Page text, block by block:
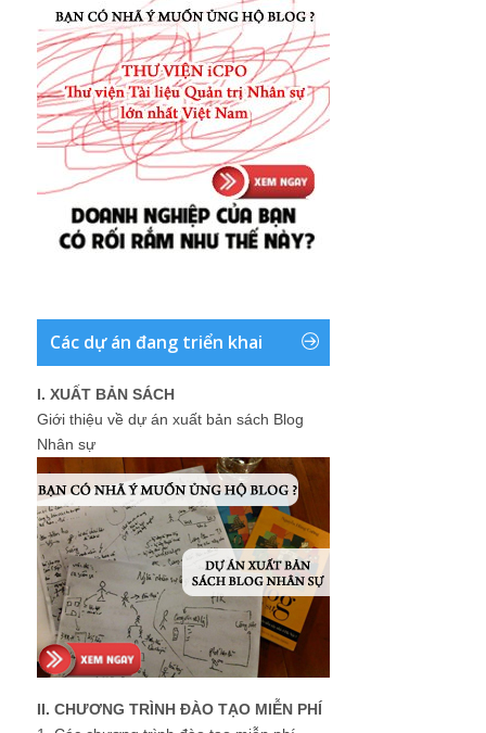
Các dự án đang triển khai
I. XUẤT BẢN SÁCH
Giới thiệu về dự án xuất bản sách Blog
Nhân sự
II. CHƯƠNG TRÌNH ĐÀO TẠO MIỄN PHÍ